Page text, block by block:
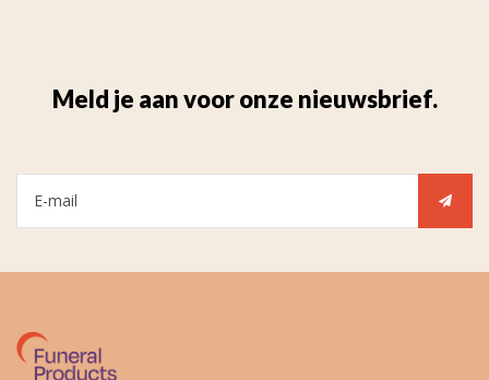
Meld je aan voor onze nieuwsbrief.